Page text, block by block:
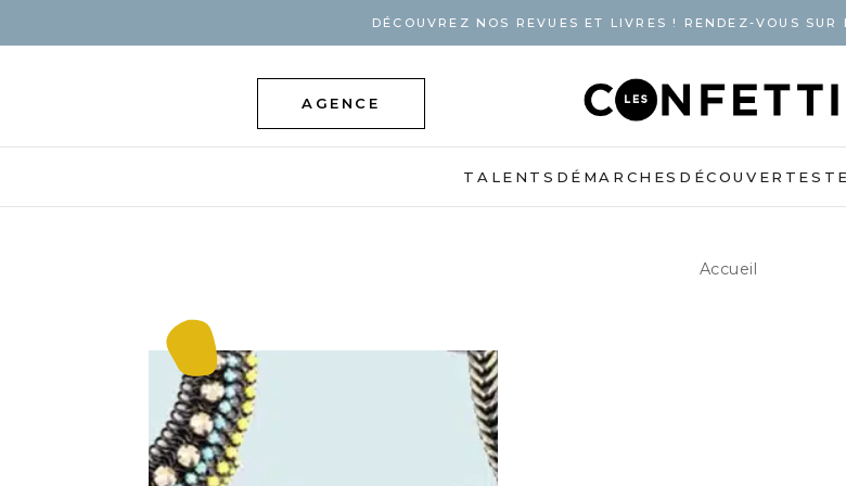
DÉCOUVREZ NOS REVUES ET LIVRES ! RENDEZ-VOUS
AGENCE
TALENTS DÉMARCHES DÉCOUVERTES
Accueil